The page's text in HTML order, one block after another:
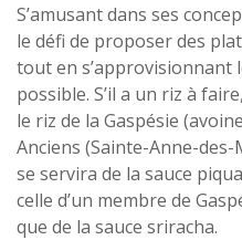
S’amusant dans ses
le défi de proposer des
tout en s’approvisionnant
possible. S’il a un riz à
le riz de la Gaspésie
Anciens (Sainte-Anne-
se servira de la sauce
celle d’un membre de
que de la sauce sriracha.